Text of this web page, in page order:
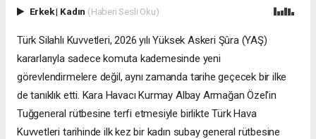
Erkek| Kadın (Haberi Sesli Oku)
Türk Silahlı Kuvvetleri, 2026 yılı Yüksek Askeri Şûra (YAŞ)
kararlarıyla sadece komuta kademesinde yeni
görevlendirmelere değil, aynı zamanda tarihe geçecek bir ilke
de tanıklık etti. Kara Havacı Kurmay Albay Armağan Özel'in
Tuğgeneral rütbesine terfi etmesiyle birlikte Türk Hava
Kuvvetleri tarihinde ilk kez bir kadın subay general rütbesine